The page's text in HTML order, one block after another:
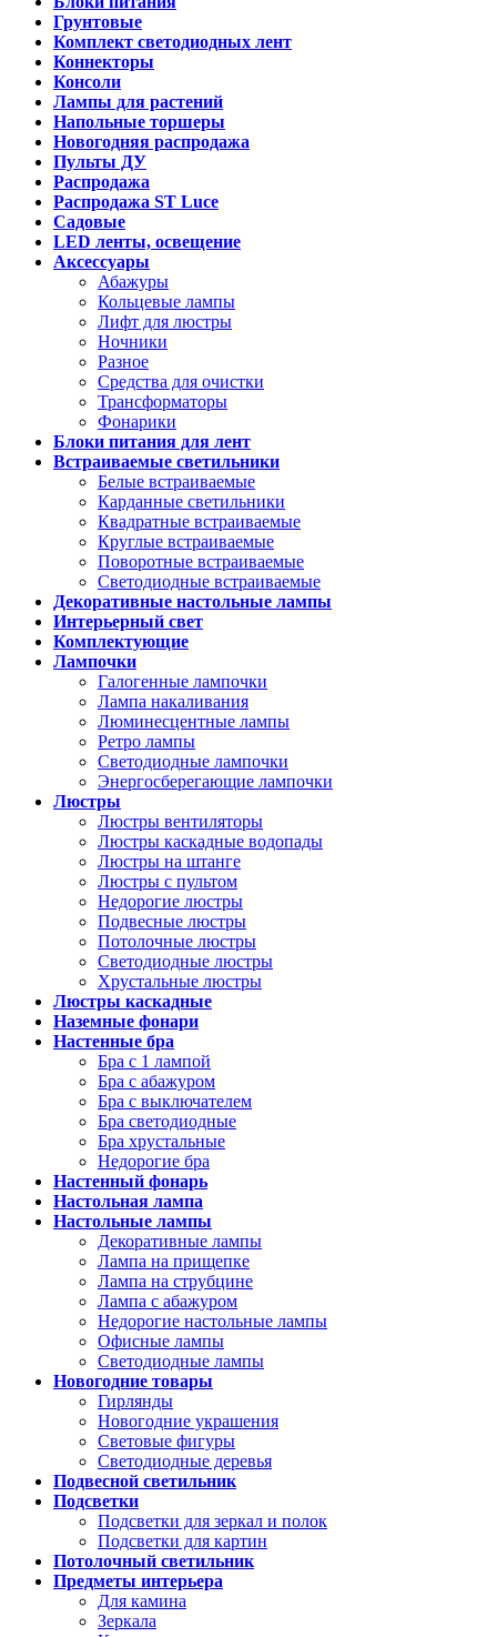
Грунтовые
Комплект светодиодных лент
Коннекторы
Консоли
Лампы для растений
Напольные торшеры
Новогодняя распродажа
Пульты ДУ
Распродажа
Распродажа ST Luce
Садовые
LED ленты, освещение
Аксессуары
Абажуры
Кольцевые лампы
Лифт для люстры
Ночники
Разное
Средства для очистки
Трансформаторы
Фонарики
Блоки питания для лент
Встраиваемые светильники
Белые встраиваемые
Карданные светильники
Квадратные встраиваемые
Круглые встраиваемые
Поворотные встраиваемые
Светодиодные встраиваемые
Декоративные настольные лампы
Интерьерный свет
Комплектующие
Лампочки
Галогенные лампочки
Лампа накаливания
Люминесцентные лампы
Ретро лампы
Светодиодные лампочки
Энергосберегающие лампочки
Люстры
Люстры вентиляторы
Люстры каскадные водопады
Люстры на штанге
Люстры с пультом
Недорогие люстры
Подвесные люстры
Потолочные люстры
Светодиодные люстры
Хрустальные люстры
Люстры каскадные
Наземные фонари
Настенные бра
Бра с 1 лампой
Бра с абажуром
Бра с выключателем
Бра светодиодные
Бра хрустальные
Недорогие бра
Настенный фонарь
Настольная лампа
Настольные лампы
Декоративные лампы
Лампа на прищепке
Лампа на струбцине
Лампа с абажуром
Недорогие настольные лампы
Офисные лампы
Светодиодные лампы
Новогодние товары
Гирлянды
Новогодние украшения
Световые фигуры
Светодиодные деревья
Подвесной светильник
Подсветки
Подсветки для зеркал и полок
Подсветки для картин
Потолочный светильник
Предметы интерьера
Для камина
Зеркала